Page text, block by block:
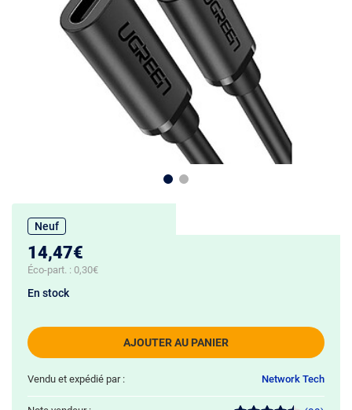
Neuf
14,47€
Éco-part. : 0,30€
AJOUTER AU PANIER
En stock
Vendu et expédié par : Network Tech